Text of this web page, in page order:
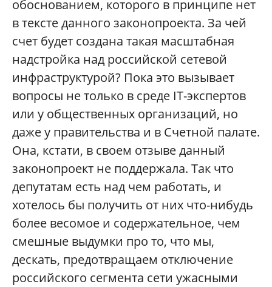
обоснованием, которого в принципе нет
в тексте данного законопроекта. За чей
счет будет создана такая масштабная
надстройка над российской сетевой
инфраструктурой? Пока это вызывает
вопросы не только в среде IT-экспертов
или у общественных организаций, но
даже у правительства и в Счетной палате.
Она, кстати, в своем отзыве данный
законопроект не поддержала. Так что
депутатам есть над чем работать, и
хотелось бы получить от них что-нибудь
более весомое и содержательное, чем
смешные выдумки про то, что мы,
дескать, предотвращаем отключение
российского сегмента сети ужасными